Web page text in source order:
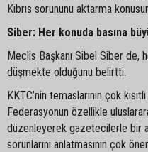
Kıbrıs sorununu aktarma
Siber: Her konuda basına
Meclis Başkanı Sibel Siber de,
düşmekte olduğunu belirtti.
KKTC’nin temaslarının çok
Federasyonun özellikle
düzenleyerek gazetecilerle bir
sorunlarını anlatmasının çok